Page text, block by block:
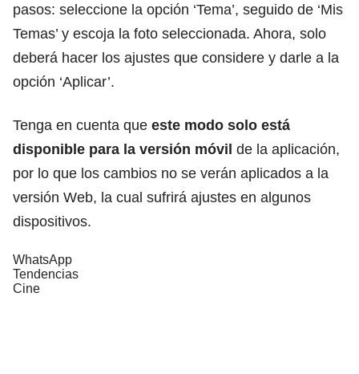
pasos: seleccione la opción ‘Tema’, seguido de ‘Mis
Temas’ y escoja la foto seleccionada. Ahora, solo
deberá hacer los ajustes que considere y darle a la
opción ‘Aplicar’.
Tenga en cuenta que este modo solo está
disponible para la versión móvil de la aplicación,
por lo que los cambios no se verán aplicados a la
versión Web, la cual sufrirá ajustes en algunos
dispositivos.
WhatsApp
Tendencias
Cine